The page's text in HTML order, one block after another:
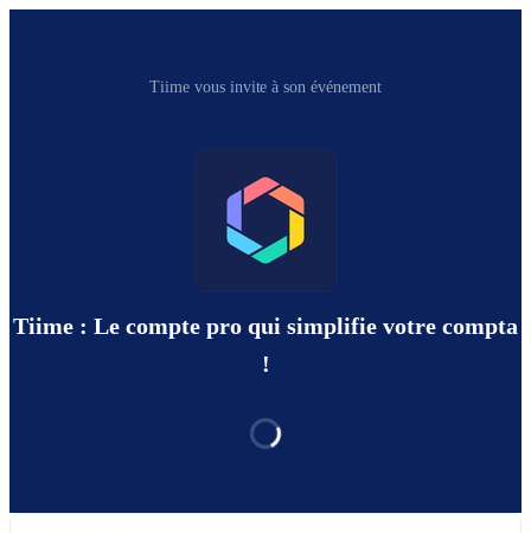
Tiime vous invite à son événement
Tiime : Le compte pro qui simplifie votre compta
!